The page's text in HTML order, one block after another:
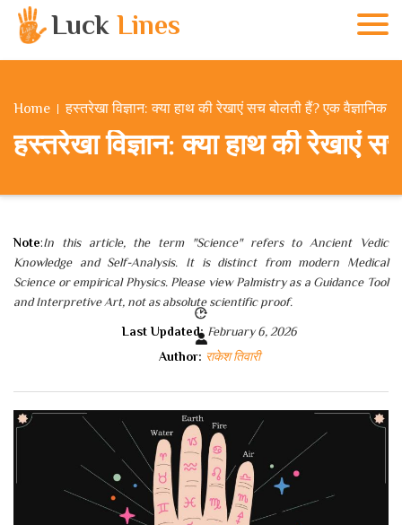
Luck Lines
Home हस्तरेखा विज्ञान: क्या हाथ की रेखाएं सच बोलती हैं? एक वैज्ञानिक
हस्तरेखा विज्ञान: क्या हाथ की रेखाएं
Note:In this article, the term "Science" refers to Ancient Vedic
Knowledge and Self-Analysis. It is distinct from modern Medical
Science or empirical Physics. Please view Palmistry as a Guidance Tool
and Interpretive Art, not as absolute scientific proof.
Last Updated: February 6, 2026
Author: राकेश तिवारी